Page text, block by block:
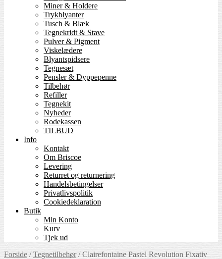
Miner & Holdere
Trykblyanter
Tusch & Blæk
Tegnekridt & Stave
Pulver & Pigment
Viskelædere
Blyantspidsere
Tegnesæt
Pensler & Dyppepenne
Tilbehør
Refiller
Tegnekit
Nyheder
Rodekassen
TILBUD
Info
Kontakt
Om Briscoe
Levering
Returret og returnering
Handels­betingelser
Privatlivspolitik
Cookiedeklaration
Butik
Min Konto
Kurv
Tjek ud
Forside /Tegnetilbehør/Clairefontaine Pastel Revolution Fixativ